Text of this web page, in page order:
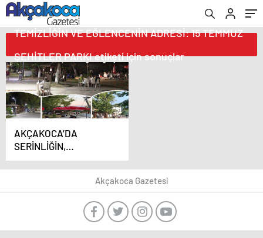
TEMİZLİĞİN VE EĞLENCENİN ADRESİ: 15 TEMMUZ
ŞEHİTLER PARKI etiketi için sonuçlar
AKÇAKOCA’DA
SERİNLİĞİN,
TEMİZLİĞİN VE
EĞLENCENİN ADRESİ:
15 TEMMUZ ŞEHİTLERAkçakoca Gazetesi